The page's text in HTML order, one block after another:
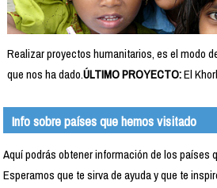
Realizar proyectos humanitarios, es el modo
que nos ha dado.ÚLTIMO PROYECTO:El
Info sobre países que hemos visitado
Aquí podrás obtener información de los países
Esperamos que te sirva de ayuda y que te